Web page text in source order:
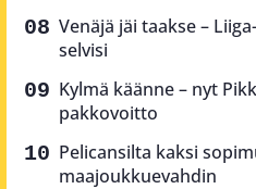
Venäjä jäi taakse –
selvisi
Kylmä käänne – nyt
pakkovoitto
Pelicansilta kaksi
maajoukkuevahdin